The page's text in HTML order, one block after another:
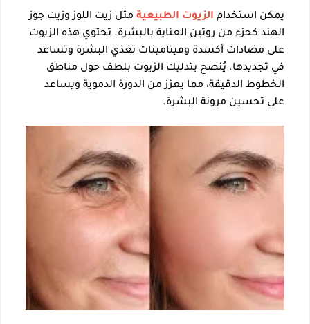
يمكن استخدام الزيوت الطبيعية مثل زيت اللوز وزيت جوز
الهند كجزء من روتين العناية بالبشرة. تحتوي هذه الزيوت
على مضادات أكسدة وفيتامينات تغذي البشرة وتساعد
في تجديدها. يُنصح بتدليك الزيوت بلطف حول مناطق
الخطوط الدقيقة، مما يعزز من الدورة الدموية ويساعد
على تحسين مرونة البشرة.